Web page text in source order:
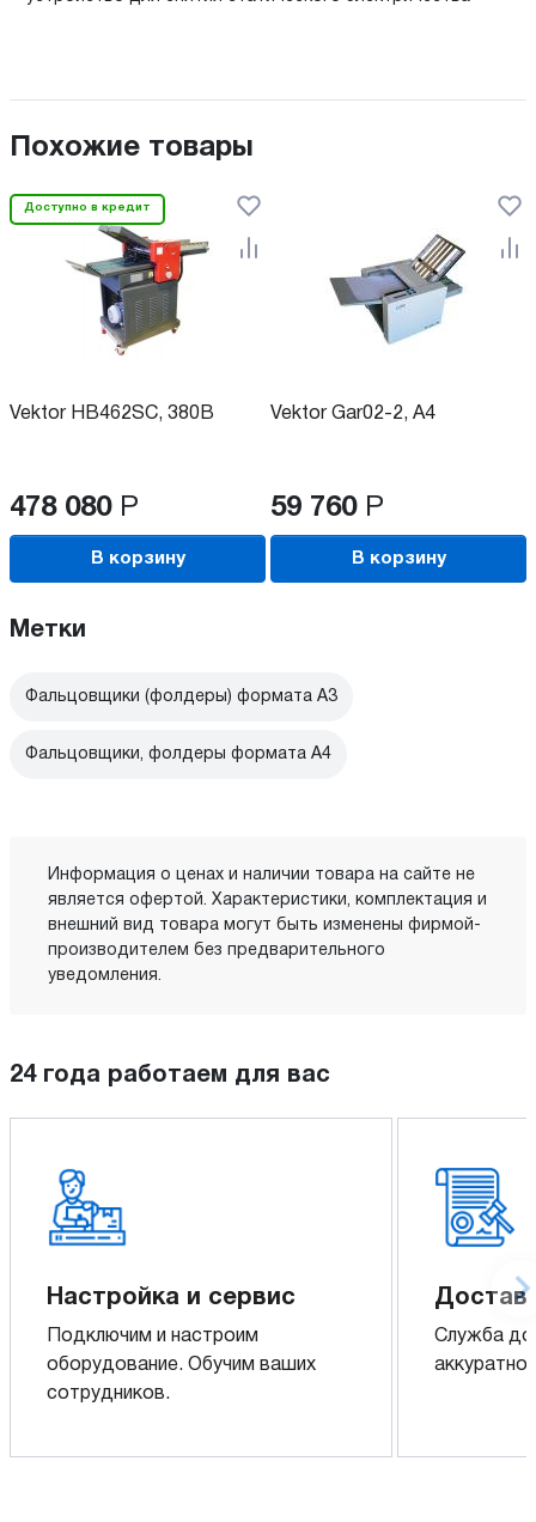
Похожие товары
Доступно в кредит
Vektor HB462SC, 380В
478 080 Р
В корзину
Vektor Gar02-2, А4
59 760 Р
В корзину
Метки
Фальцовщики (фолдеры) формата А3
Фальцовщики, фолдеры формата А4
Информация о ценах и наличии товара на сайте не
является офертой. Характеристики, комплектация и
внешний вид товара могут быть изменены фирмой-
производителем без предварительного
уведомления.
24 года работаем для вас
Настройка и сервис
Подключим и настроим
оборудование. Обучим ваших
сотрудников.
Служба
аккуратно